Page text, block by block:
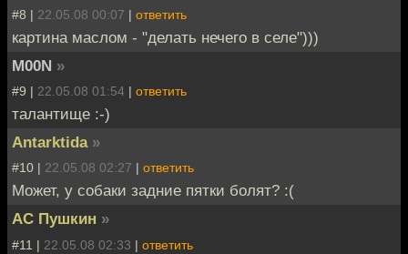
#8 | 22.05.08 00:07 | ответить
картина маслом - "делать нечего в селе")))
M00N »
#9 | 22.05.08 01:54 | ответить
талантище :-)
Antarktida »
#10 | 22.05.08 02:27 | ответить
Может, у собаки задние пятки болят? :(
АС Пушкин »
#11 | 22.05.08 02:33 | ответить